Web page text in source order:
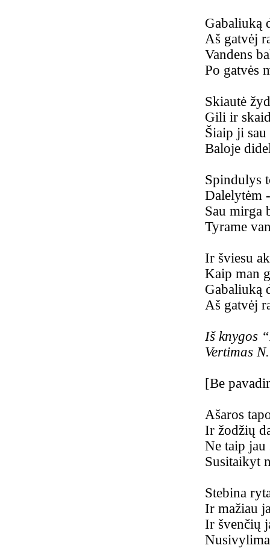
Gabaliuką
Aš gatvėj
Vandens
Po gatvės
Skiautė
Gili ir
Šiaip ji
Baloje
Spindulys
Dalelytėm
Sau mirga
Tyrame
Ir šviesu
Kaip man
Gabaliuką
Aš gatvėj
Iš knygos
Vertimas
[Be
Ašaros
Ir žodžių
Ne taip
Susitaikyt
Stebina
Ir mažiau
Ir švenčių